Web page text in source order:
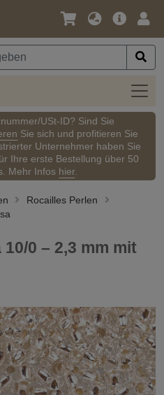
Sprache
Währung
USt-ID? Sind Sie
Sie sich und profitieren Sie
Unternehmer haben Sie
Ihre erste Bestellung über 50
Mehr Infos hier.
Rocailles Perlen
0 – 2,3 mm mit